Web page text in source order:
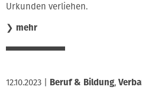
Urkunden verliehen.
❯ mehr
12.10.2023 Beruf & Bildung,